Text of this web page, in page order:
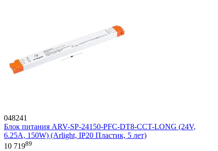
048241
Блок питания ARV-SP-24150-PFC-DT8-CCT-LONG (24V,
6.25A, 150W) (Arlight, IP20 Пластик, 5 лет)
10 71989